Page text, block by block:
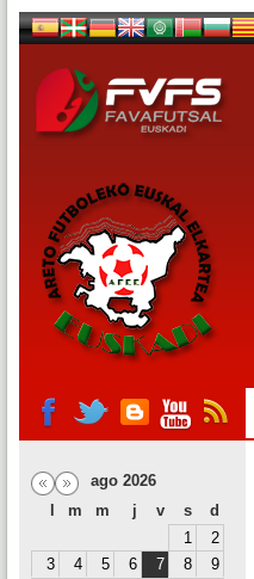
ago 2026
m m j v s
d
1
2
3
4 5 6 7 8
9